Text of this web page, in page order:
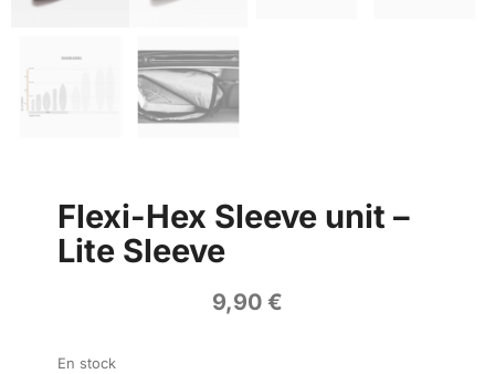
Flexi-Hex Sleeve unit –
Lite Sleeve
9,90 €
En stock